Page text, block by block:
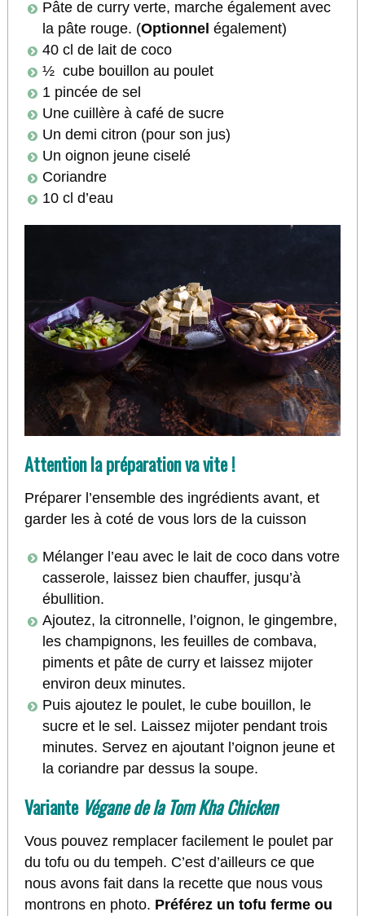
Pâte de curry verte, marche également avec
la pâte rouge. (Optionnel également)
40 cl de lait de coco
½ cube bouillon au poulet
1 pincée de sel
Une cuillère à café de sucre
Un demi citron (pour son jus)
Un oignon jeune ciselé
Coriandre
10 cl d’eau
Attention la préparation va vite !
Préparer l’ensemble des ingrédients avant, et
garder les à coté de vous lors de la cuisson
Mélanger l’eau avec le lait de coco dans votre
casserole, laissez bien chauffer, jusqu’à
ébullition.
Ajoutez, la citronnelle, l’oignon, le gingembre,
les champignons, les feuilles de combava,
piments et pâte de curry et laissez mijoter
environ deux minutes.
Puis ajoutez le poulet, le cube bouillon, le
sucre et le sel. Laissez mijoter pendant trois
minutes. Servez en ajoutant l’oignon jeune et
la coriandre par dessus la soupe.
Variante Végane de la Tom Kha Chicken
Vous pouvez remplacer facilement le poulet par
du tofu ou du tempeh. C’est d’ailleurs ce que
nous avons fait dans la recette que nous vous
montrons en photo. Préférez un tofu ferme ou